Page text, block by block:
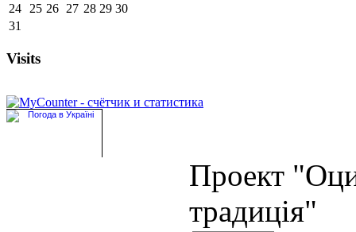
24
25 26 27 28 29 30
31
Visits
Проект
традиція"